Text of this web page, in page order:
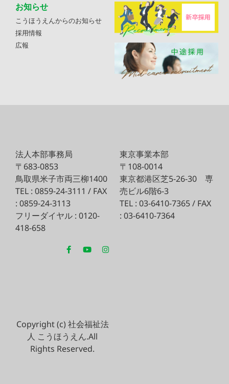
お知らせ
こうほうえんからのお知らせ
採用情報
広報
法人本部事務局
〒683-0853
鳥取県米子市両三柳1400
TEL : 0859-24-3111 / FAX
: 0859-24-3113
フリーダイヤル : 0120-
418-658
東京事業本部
〒108-0014
東京都港区芝5-26-30 専
売ビル6階6-3
TEL : 03-6410-7365 / FAX
: 03-6410-7364
Copyright (c) 社会福祉法
人 こうほうえん.All
Rights Reserved.